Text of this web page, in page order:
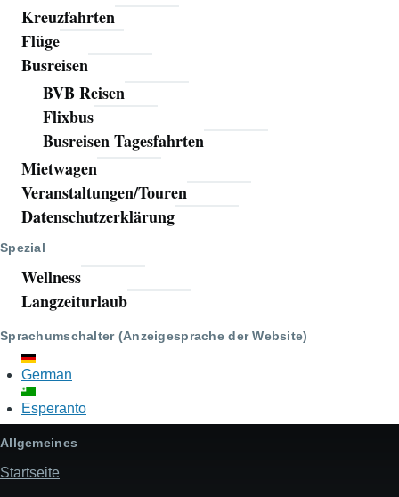
Kreuzfahrten
Flüge
Busreisen
BVB Reisen
Flixbus
Busreisen Tagesfahrten
Mietwagen
Veranstaltungen/Touren
Datenschutzerklärung
Spezial
Wellness
Langzeiturlaub
Sprachumschalter (Anzeigesprache der Website)
German
Esperanto
Allgemeines
Startseite